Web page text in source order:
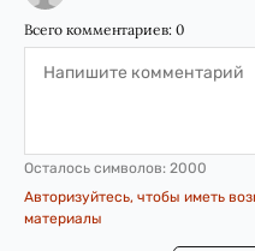
Всего комментариев: 0
Осталось символов: 2000
Авторизуйтесь, чтобы иметь
материалы